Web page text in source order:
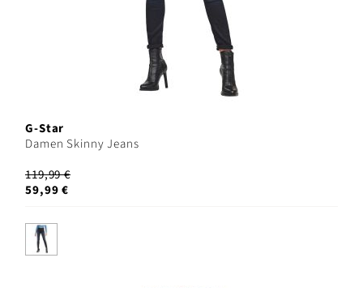
G-Star
Damen Skinny Jeans
119,99 €
59,99 €